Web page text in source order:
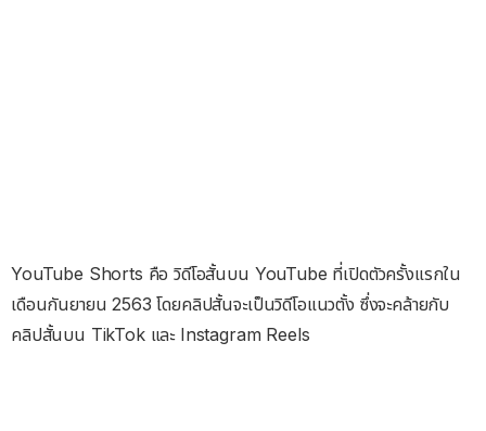
YouTube Shorts คือ วิดีโอสั้นบน YouTube ที่เปิดตัวครั้งแรกใน
เดือนกันยายน 2563 โดยคลิปสั้นจะเป็นวิดีโอแนวตั้ง ซึ่งจะคล้ายกับ
คลิปสั้นบน TikTok และ Instagram Reels